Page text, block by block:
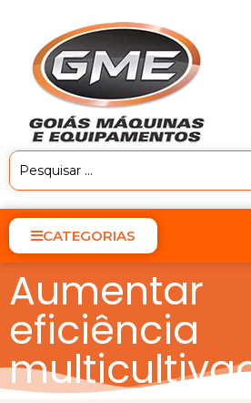
CATEGORIAS
Aumentar
eficiência